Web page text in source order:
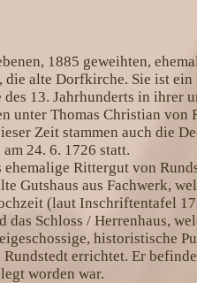
1885 geweihten,
die alte Dorfkirche. Sie ist ein
13. Jahrhunderts in ihrer
unter Thomas Christian von
Zeit stammen auch die
24. 6. 1726 statt.
Rittergut von
Gutshaus aus Fachwerk,
(laut Inschriftentafel
Schloss / Herrenhaus,
historistische
errichtet. Er
worden war.